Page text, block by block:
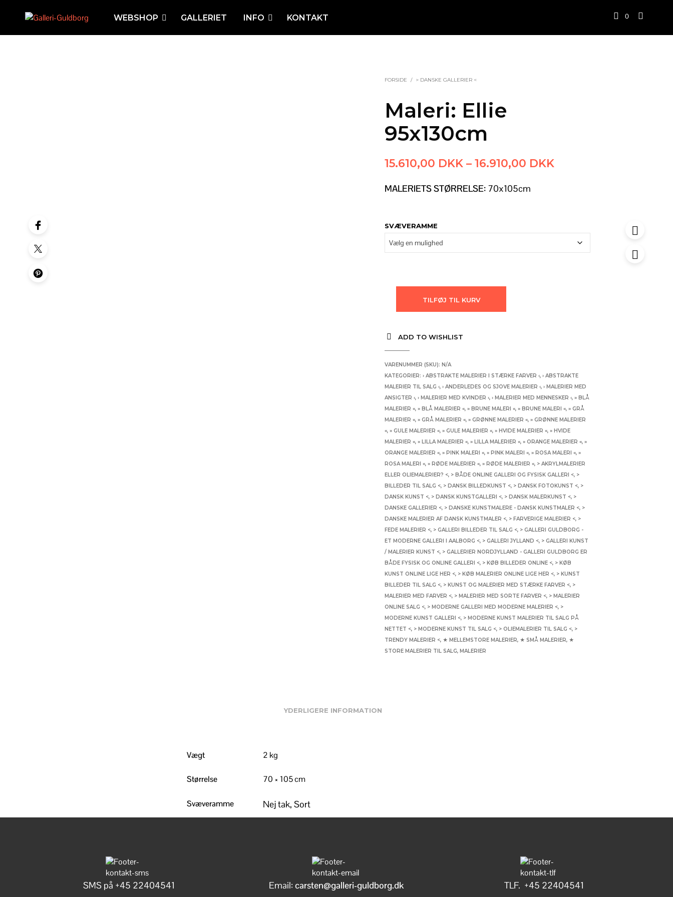
WEBSHOP GALLERIET INFO KONTAKT 0
FORSIDE / > DANSKE GALLERIER <
Maleri: Ellie
95x130cm
15.610,00 DKK– 16.910,00 DKKPrisinterval:
MALERIETS STØRRELSE: 70x105cm
SVÆVERAMME
TILFØJ TIL KURV
ADD TO WISHLIST
VARENUMMER (SKU):N/A
KATEGORIER:› ABSTRAKTE MALERIER I STÆRKE FARVER ‹,› ABSTRAKTE
MALERIER TIL SALG ‹,› ANDERLEDES OG SJOVE MALERIER ‹,› MALERIER MED
ANSIGTER ‹,› MALERIER MED KVINDER ‹,› MALERIER MED MENNESKER ‹,» BLÅ
MALERIER «,» BLÅ MALERIER «,» BRUNE MALERI «,» BRUNE MALERI «,» GRÅ
MALERIER «,» GRÅ MALERIER «,» GRØNNE MALERIER «,» GRØNNE MALERIER
«,» GULE MALERIER «,» GULE MALERIER «,» HVIDE MALERIER «,» HVIDE
MALERIER «,» LILLA MALERIER «,» LILLA MALERIER «,» ORANGE MALERIER «,»
ORANGE MALERIER «,» PINK MALERI «,» PINK MALERI «,» ROSA MALERI «,»
ROSA MALERI «,» RØDE MALERIER «,» RØDE MALERIER «, > AKRYLMALERIER
ELLER OLIEMALERIER? <, > BÅDE ONLINE GALLERI OG FYSISK GALLERI <, >
BILLEDER TIL SALG <, > DANSK BILLEDKUNST <, > DANSK FOTOKUNST <, >
DANSK KUNST <, > DANSK KUNSTGALLERI <, > DANSK MALERKUNST <, >
DANSKE GALLERIER <, > DANSKE KUNSTMALERE - DANSK KUNSTMALER <, >
DANSKE MALERIER AF DANSK KUNSTMALER <, > FARVERIGE MALERIER <, >
FEDE MALERIER <, > GALLERI BILLEDER TIL SALG <, > GALLERI GULDBORG -
ET MODERNE GALLERI I AALBORG <, > GALLERI JYLLAND <, > GALLERI KUNST
/ MALERIER KUNST <, > GALLERIER NORDJYLLAND - GALLERI GULDBORG ER
BÅDE FYSISK OG ONLINE GALLERI <, > KØB BILLEDER ONLINE <, > KØB
KUNST ONLINE LIGE HER <, > KØB MALERIER ONLINE LIGE HER <, > KUNST
BILLEDER TIL SALG <, > KUNST OG MALERIER MED STÆRKE FARVER <, >
MALERIER MED FARVER <, > MALERIER MED SORTE FARVER <, > MALERIER
ONLINE SALG <, > MODERNE GALLERI MED MODERNE MALERIER <, >
MODERNE KUNST GALLERI <, > MODERNE KUNST MALERIER TIL SALG PÅ
NETTET <, > MODERNE KUNST TIL SALG <, > OLIEMALERIER TIL SALG <, >
TRENDY MALERIER <, ★ MELLEMSTORE MALERIER, ★ SMÅ MALERIER, ★
STORE MALERIER TIL SALG,MALERIER
YDERLIGERE INFORMATION
Vægt 2 kg
Størrelse 70 × 105 cm
Svæveramme Nej tak, Sort
SMS på +45 22404541 Email:carsten@galleri-guldborg.dk TLF. +45 22404541